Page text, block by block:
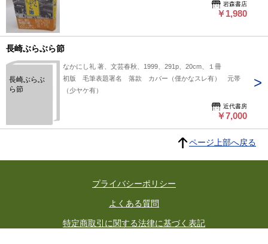
岩森書店
￥1,980
長崎ぶらぶら節
長崎ぶらぶ
ら節
なかにし礼 著、文芸春秋、1999、291p、20cm、１冊
初版 毛筆表題署名 落款 カバー（僅かなスレ有） 元帯
（少ヤケ有）
近代書房
￥7,000
ページ上部へ戻る
プライバシーポリシー
よくある質問
特定商取引に関する法律に基づく表記